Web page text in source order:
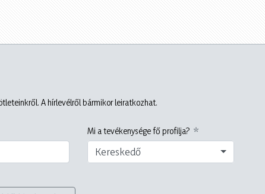
A hírlevélről bármikor leiratkozhat.
Mi a tevékenysége fő profilja?
Kereskedő